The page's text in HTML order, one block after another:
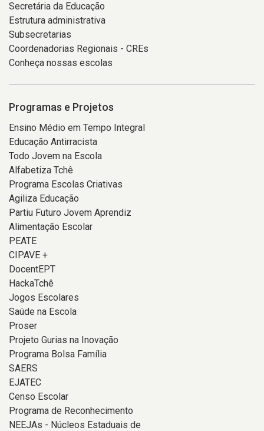
Secretária da Educação
Estrutura administrativa
Subsecretarias
Coordenadorias Regionais - CREs
Conheça nossas escolas
Programas e Projetos
Ensino Médio em Tempo Integral
Educação Antirracista
Todo Jovem na Escola
Alfabetiza Tchê
Programa Escolas Criativas
Agiliza Educação
Partiu Futuro Jovem Aprendiz
Alimentação Escolar
PEATE
CIPAVE +
DocentEPT
HackaTchê
Jogos Escolares
Saúde na Escola
Proser
Projeto Gurias na Inovação
Programa Bolsa Família
SAERS
EJATEC
Censo Escolar
Programa de Reconhecimento
NEEJAs - Núcleos Estaduais de